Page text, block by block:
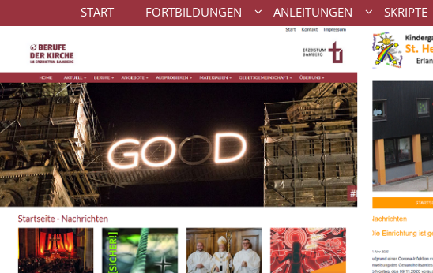
START FORTBILDUNGEN ANLEITUNGEN SKRIPTE